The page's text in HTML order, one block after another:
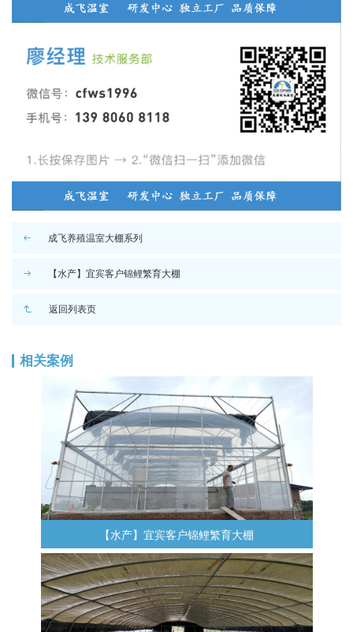
成飞养殖温室大棚系列
【水产】宜宾客户锦鲤繁育大棚
返回列表页
相关案例
【水产】宜宾客户锦鲤繁育大棚